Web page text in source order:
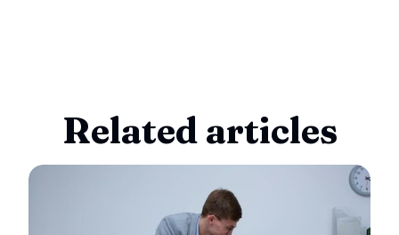
Related articles